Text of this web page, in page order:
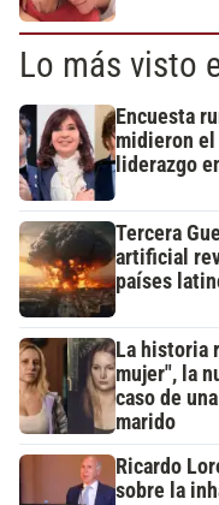
Lo más visto
Encuesta
midieron
liderazgo
Tercera
artificial
países
La historia
mujer", la
caso de
marido
Ricardo
sobre la